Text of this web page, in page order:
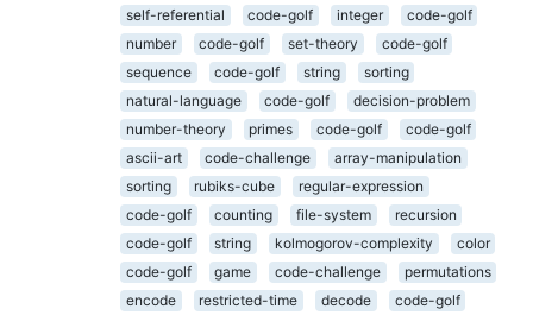
self-referential
code-golf integer
code-golf
number
code-golf set-theory
code-golf
sequence
code-golf string
sorting
natural-language
code-golf
decision-problem
number-theory
primes code-golf
code-golf
ascii-art
code-challenge
array-manipulation
sorting
rubiks-cube
regular-expression
code-golf
counting file-system
recursion
code-golf
string kolmogorov-complexity
color
code-golf
game code-challenge
permutations
encode
restricted-time decode
code-golf